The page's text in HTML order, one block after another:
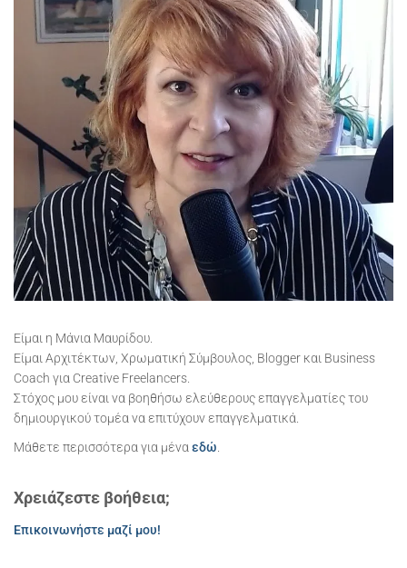
Είμαι η Μάνια Μαυρίδου.
Είμαι Αρχιτέκτων, Χρωματική Σύμβουλος, Blogger και Business
Coach για Creative Freelancers.
Στόχος μου είναι να βοηθήσω ελεύθερους επαγγελματίες του
δημιουργικού τομέα να επιτύχουν επαγγελματικά.
Μάθετε περισσότερα για μέναεδώ.
Χρειάζεστε βοήθεια;
Επικοινωνήστε μαζί μου!